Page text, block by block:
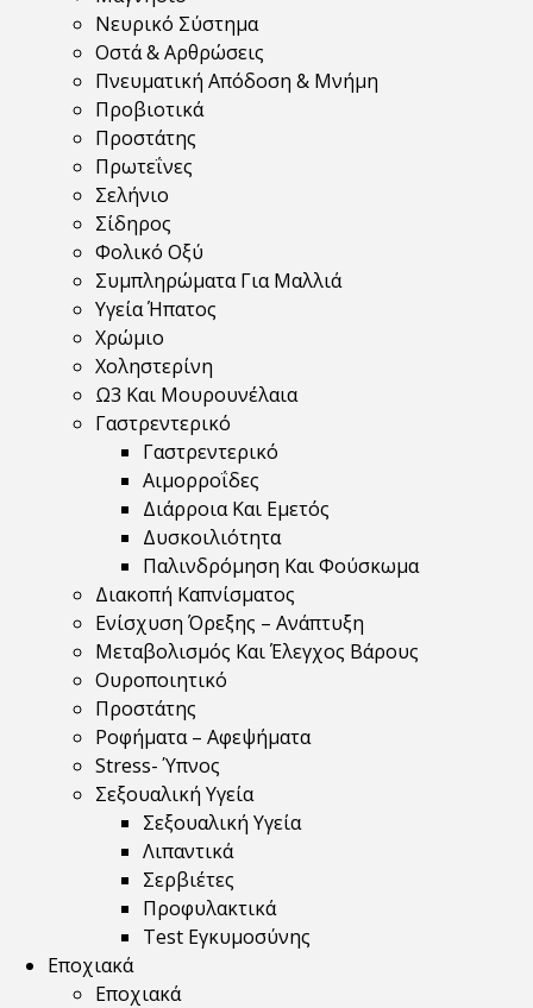
Νευρικό Σύστημα
Οστά & Αρθρώσεις
Πνευματική Απόδοση & Μνήμη
Προβιοτικά
Προστάτης
Πρωτεΐνες
Σελήνιο
Σίδηρος
Φολικό Οξύ
Συμπληρώματα Για Μαλλιά
Υγεία Ήπατος
Χρώμιο
Χοληστερίνη
Ω3 Και Μουρουνέλαια
Γαστρεντερικό
Γαστρεντερικό
Αιμορροΐδες
Διάρροια Και Εμετός
Δυσκοιλιότητα
Παλινδρόμηση Και Φούσκωμα
Διακοπή Καπνίσματος
Ενίσχυση Όρεξης – Ανάπτυξη
Μεταβολισμός Και Έλεγχος Βάρους
Ουροποιητικό
Προστάτης
Ροφήματα – Αφεψήματα
Stress- Ύπνος
Σεξουαλική Υγεία
Σεξουαλική Υγεία
Λιπαντικά
Σερβιέτες
Προφυλακτικά
Test Εγκυμοσύνης
Εποχιακά
Εποχιακά